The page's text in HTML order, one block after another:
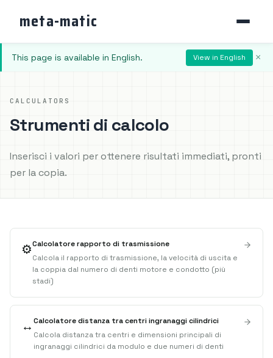
meta-matic
This page is available in English. View in English ×
CALCULATORS
Strumenti di calcolo
Inserisci i valori per ottenere risultati immediati, pronti
per la copia.
⚙️Calcolatore rapporto di trasmissione
Calcola il rapporto di trasmissione, la velocità di uscita e
la coppia dal numero di denti motore e condotto (più
stadi)
↔️ Calcolatore distanza tra centri ingranaggi cilindrici
Calcola distanza tra centri e dimensioni principali di
ingranaggi cilindrici da modulo e due numeri di denti